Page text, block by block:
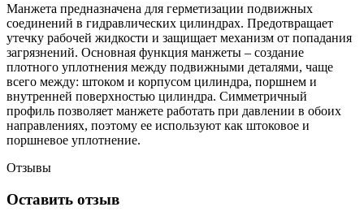
Манжета предназначена для герметизации подвижных
соединений в гидравлических цилиндрах. Предотвращает
утечку рабочей жидкости и защищает механизм от попадания
загрязнений. Основная функция манжеты – создание
плотного уплотнения между подвижными деталями, чаще
всего между: штоком и корпусом цилиндра, поршнем и
внутренней поверхностью цилиндра. Симметричный
профиль позволяет манжете работать при давлении в обоих
направлениях, поэтому ее используют как штоковое и
поршневое уплотнение.
Отзывы
Оставить отзыв